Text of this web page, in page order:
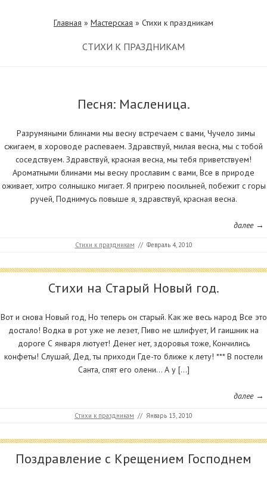
Главная » Мастерская » Стихи к праздникам
СТИХИ К ПРАЗДНИКАМ
Песня: Масленица.
Разрумяными блинами мы весну встречаем с вами, Чучело зимы
сжигаем, в хороводе распеваем. Здравствуй, милая весна, мы с тобой
соседствуем. Здравствуй, красная весна, мы тебя приветствуем!
Ароматными блинами мы весну прославим с вами, Все в природе
оживает, хитро солнышко мигает. Я пригрею посильней, побежит с горы
ручей, Поднимусь повыше я, здравствуй, красная весна.
далее →
Стихи к праздникам // Февраль 4, 2010
Стихи на Старый Новый год.
Вот и снова Новый год, Но теперь он старый. Как же весь народ Все это
достало! Водка в рот уже не лезет, Пиво не шлифует, И гаишник на
дороге С января лютует! Денег нет, здоровья тоже, Кончились
конфеты! Слушай, Дед, ты приходи Где-то ближе к лету! *** В постели
Санта, спят его олени… А у […]
далее →
Стихи к праздникам // Январь 13, 2010
Поздравление с Крещением Господнем